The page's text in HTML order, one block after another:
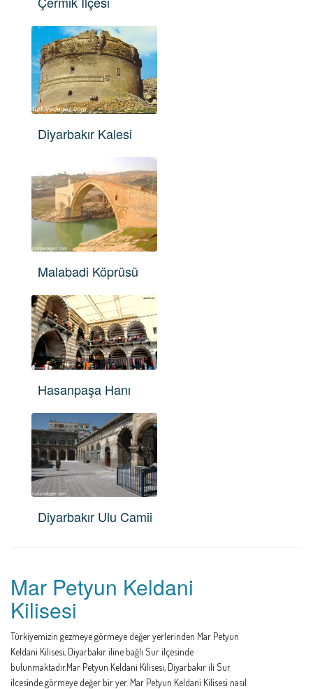
Diyarbakır Kalesi
Malabadi Köprüsü
Hasanpaşa Hanı
Diyarbakır Ulu Camii
Mar Petyun Keldani
Kilisesi
Türkiyemizin gezmeye görmeye değer yerlerinden Mar Petyun
Keldani Kilisesi, Diyarbakır iline bağlı Sur ilçesinde
bulunmaktadır.Mar Petyun Keldani Kilisesi, Diyarbakır ili Sur
ilcesinde görmeye değer bir yer. Mar Petyun Keldani Kilisesi nasıl